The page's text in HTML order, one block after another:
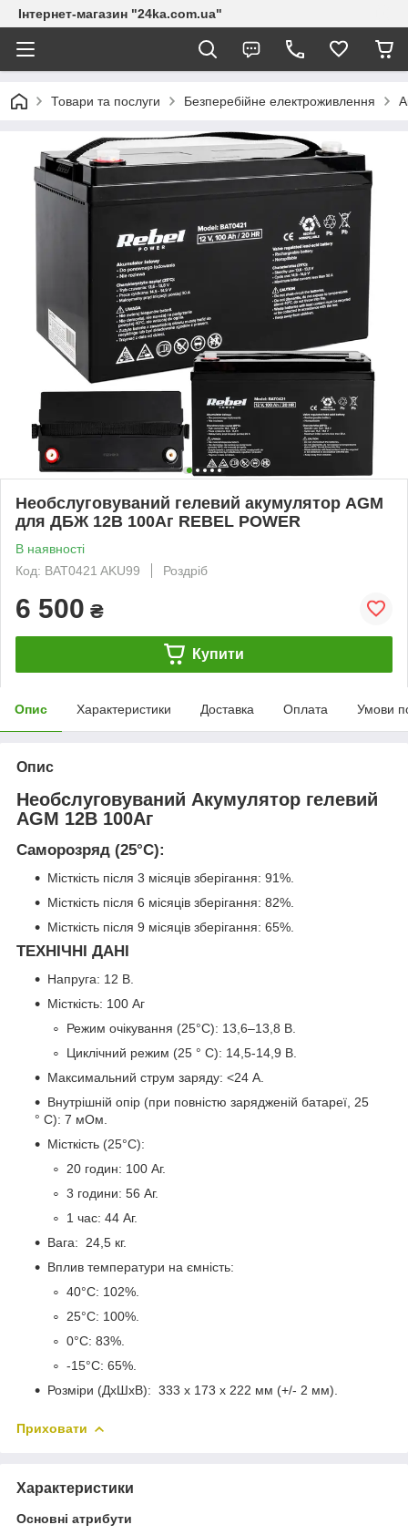
Інтернет-магазин "24ka.com.ua"
Товари та послуги Безперебійне електроживлення
Необслуговуваний гелевий акумулятор AGM
для ДБЖ 12В 100Аг REBEL POWER
В наявності
Код: BAT0421 AKU99
Роздріб
6 500 ₴
Купити
Опис Характеристики Доставка Оплата Умови
Опис
Необслуговуваний Акумулятор гелевий
AGM 12В 100Аг
Саморозряд (25°C):
Місткість після 3 місяців зберігання: 91%.
Місткість після 6 місяців зберігання: 82%.
Місткість після 9 місяців зберігання: 65%.
ТЕХНІЧНІ ДАНІ
Напруга: 12 В.
Місткість: 100 Аг
Режим очікування (25°C): 13,6–13,8 В.
Циклічний режим (25 ° C): 14,5-14,9 В.
Максимальний струм заряду: <24 А.
Внутрішній опір (при повністю зарядженій батареї, 25
° C): 7 мОм.
Місткість (25°C):
20 годин: 100 Аг.
3 години: 56 Aг.
1 час: 44 Аг.
Вага: 24,5 кг.
Вплив температури на ємність:
40°C: 102%.
25°C: 100%.
0°C: 83%.
-15°C: 65%.
Розміри (ДхШхВ): 333 x 173 x 222 мм (+/- 2 мм).
Приховати
Характеристики
Основні атрибути